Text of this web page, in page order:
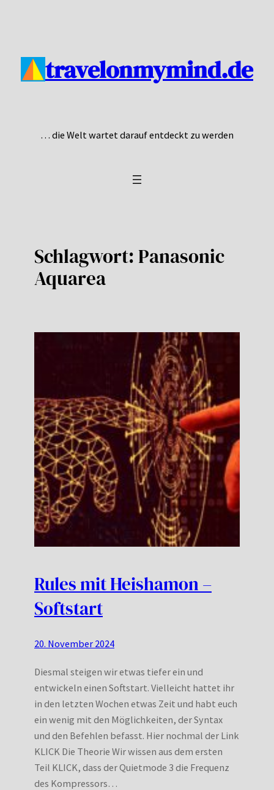
travelonmymind.de
… die Welt wartet darauf entdeckt zu werden
Schlagwort:Panasonic
Aquarea
Rules mit Heishamon –
Softstart
20. November 2024
Diesmal steigen wir etwas tiefer ein und
entwickeln einen Softstart. Vielleicht hattet ihr
in den letzten Wochen etwas Zeit und habt euch
ein wenig mit den Möglichkeiten, der Syntax
und den Befehlen befasst. Hier nochmal der Link
KLICK Die Theorie Wir wissen aus dem ersten
Teil KLICK, dass der Quietmode 3 die Frequenz
des Kompressors…